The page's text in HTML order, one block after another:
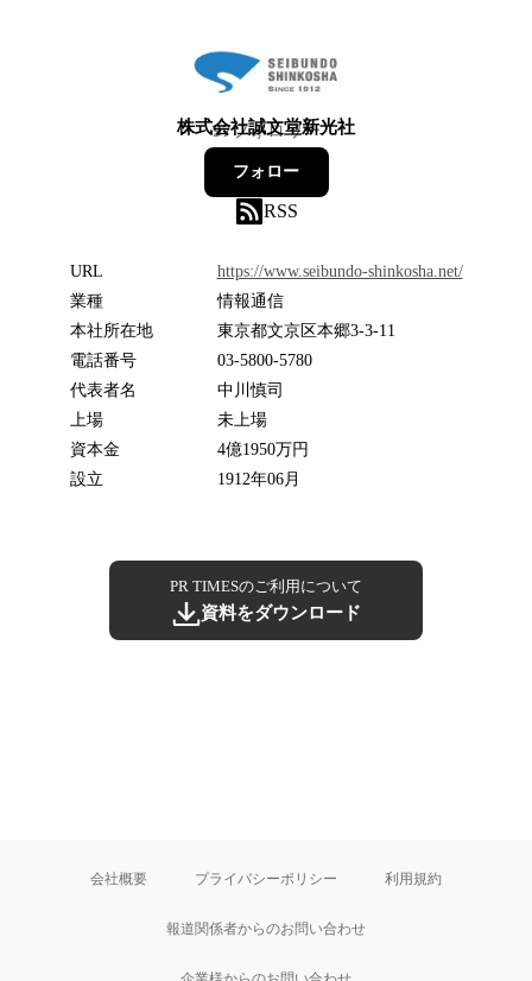
株式会社誠文堂新光社
97フォロワー
フォロー
RSS
URL
https://www.seibundo-shinkosha.net/
業種
情報通信
本社所在地
東京都文京区本郷3-3-11
電話番号
03-5800-5780
代表者名
中川慎司
上場
未上場
資本金
4億1950万円
設立
1912年06月
PR TIMESのご利用について
資料をダウンロード
会社概要 プライバシーポリシー 利用規約
報道関係者からのお問い合わせ